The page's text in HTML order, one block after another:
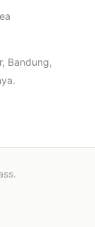
Bandung,